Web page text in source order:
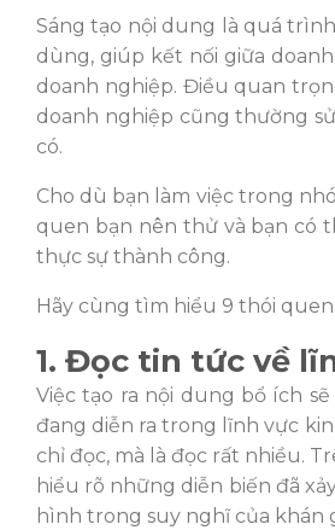
Sáng tạo nội dung là quá
dùng, giúp kết nối giữa
doanh nghiệp. Điều quan
doanh nghiệp cũng thường
có.
Cho dù bạn làm việc trong
quen bạn nên thử và bạn có
thực sự thành công.
Hãy cùng tìm hiểu 9 thói
1. Đọc tin tức về
Việc tạo ra nội dung bổ ích sẽ
đang diễn ra trong lĩnh vực
chỉ đọc, mà làđọc rất nhiều.
hiểu rõ những diễn biến đã
hình trong suy nghĩ của khán